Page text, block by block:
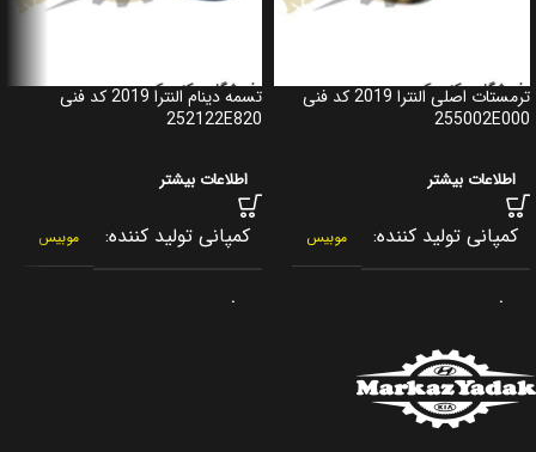
ترمستات اصلی النترا 2019 کد فنی
255002E000
اطلاعات بیشتر
کمپانی تولید کننده موبیس
برند
کشور سازنده کره جنوبی
تسمه دینام النترا 2019 کد فنی
252122E820
اطلاعات بیشتر
کمپانی تولید کننده موبیس
برند